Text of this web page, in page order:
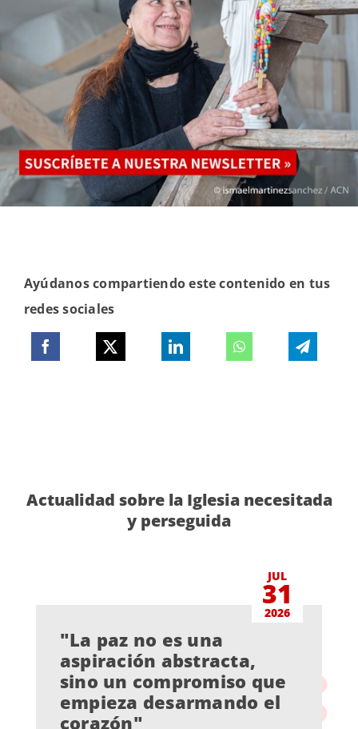
Ayúdanos compartiendo este contenido en tus
redes sociales
Actualidad sobre la Iglesia necesitada
y perseguida
JUL
31
2026
"La paz no es una
aspiración abstracta,
sino un compromiso que
empieza desarmando el
corazón"